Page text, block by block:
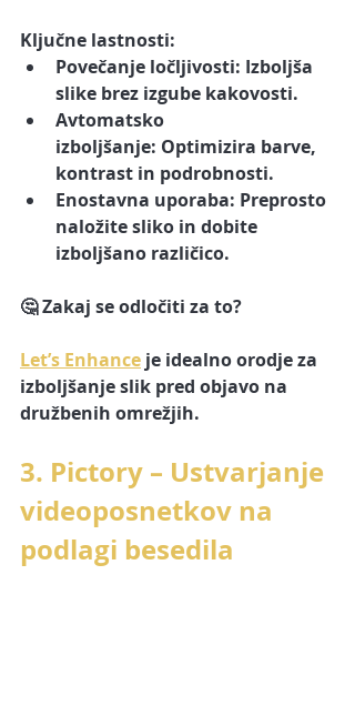
Ključne lastnosti:
Povečanje ločljivosti: Izboljša
slike brez izgube kakovosti.
Avtomatsko
izboljšanje: Optimizira barve,
kontrast in podrobnosti.
Enostavna uporaba: Preprosto
naložite sliko in dobite
izboljšano različico.
🤔 Zakaj se odločiti za to?
Let’s Enhance je idealno orodje za
izboljšanje slik pred objavo na
družbenih omrežjih.
3. Pictory – Ustvarjanje
videoposnetkov na
podlagi besedila